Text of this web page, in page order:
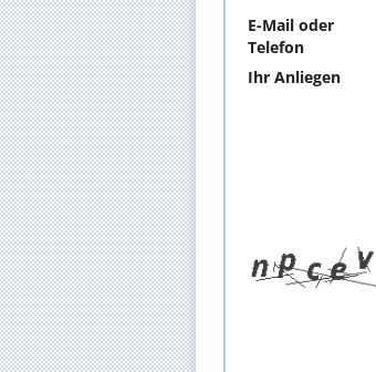
E-Mail oder
Telefon
Ihr Anliegen